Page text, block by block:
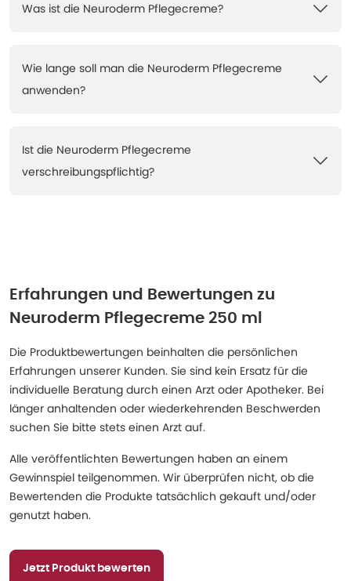
Was ist die Neuroderm Pflegecreme?
Wie lange soll man die Neuroderm Pflegecreme
anwenden?
Ist die Neuroderm Pflegecreme
verschreibungspflichtig?
Erfahrungen und Bewertungen zu
Neuroderm Pflegecreme 250 ml
Die Produktbewertungen beinhalten die persönlichen
Erfahrungen unserer Kunden. Sie sind kein Ersatz für die
individuelle Beratung durch einen Arzt oder Apotheker. Bei
länger anhaltenden oder wiederkehrenden Beschwerden
suchen Sie bitte stets einen Arzt auf.
Alle veröffentlichten Bewertungen haben an einem
Gewinnspiel teilgenommen. Wir überprüfen nicht, ob die
Bewertenden die Produkte tatsächlich gekauft und/oder
genutzt haben.
Jetzt Produkt bewerten